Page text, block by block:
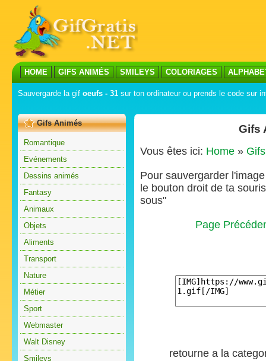
HOME GIFS ANIMÉS SMILEYS COLORIAGES
Sauvergarde la gif oeufs - 31 sur ton ordinateur ou prends le code sur
Gifs Animés
Romantique
Evénements
Dessins animés
Fantasy
Animaux
Objets
Aliments
Transport
Nature
Métier
Sport
Webmaster
Walt Disney
Smileys
Gifs
Vous êtes ici: Home »
Pour sauvergarder
le bouton droit de ta
sous"
Page
retourne a la